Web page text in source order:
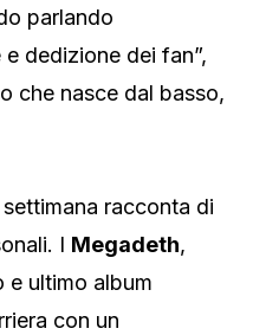
parlando
dedizione dei fan”,
che nasce dal basso,
racconta di
I Megadeth,
e ultimo album
con un